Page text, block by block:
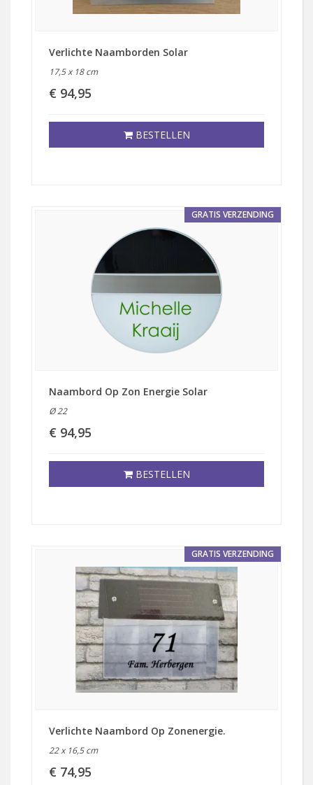
Verlichte Naamborden Solar
17,5 x 18 cm
€ 94,95
BESTELLEN
GRATIS VERZENDING
Naambord Op Zon Energie Solar
Ø 22
€ 94,95
BESTELLEN
GRATIS VERZENDING
Verlichte Naambord Op Zonenergie.
22 x 16,5 cm
€ 74,95